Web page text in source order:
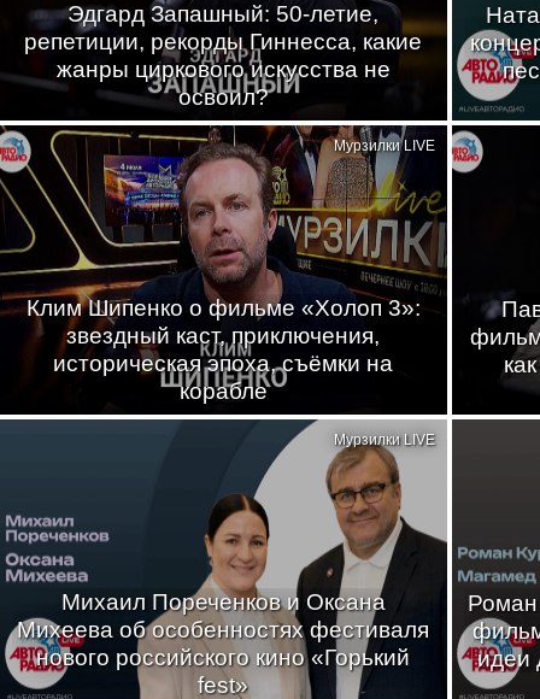
Эдгард Запашный: 50-летие,
репетиции, рекорды Гиннесса, какие
жанры циркового искусства не
освоил?
Клим Шипенко о фильме «Холоп 3»:
звездный каст, приключения,
историческая эпоха, съёмки на
корабле
Мурзилки LIVE
Михаил Пореченков и Оксана
Михеева об особенностях фестиваля
нового российского кино «Горький
fest»
Мурзилки LIVE
идеи